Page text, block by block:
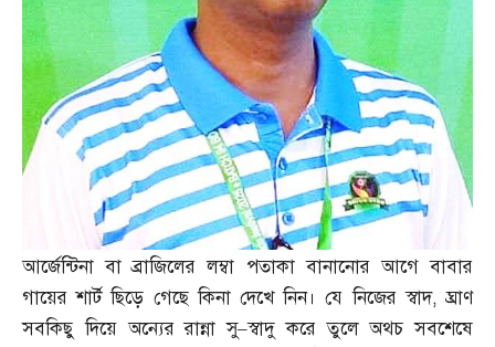
আর্জেন্টিনা বা ব্রাজিলের লম্বা পতাকা বানানোর আগে বাবার
গায়ের শার্ট ছিড়ে গেছে কিনা দেখে নিন। যে নিজের স্বাদ,ঘ্রাণ
সবকিছু দিয়ে অন্যের রান্না সু–স্বাদু করে তুলে অথচ সবশেষে